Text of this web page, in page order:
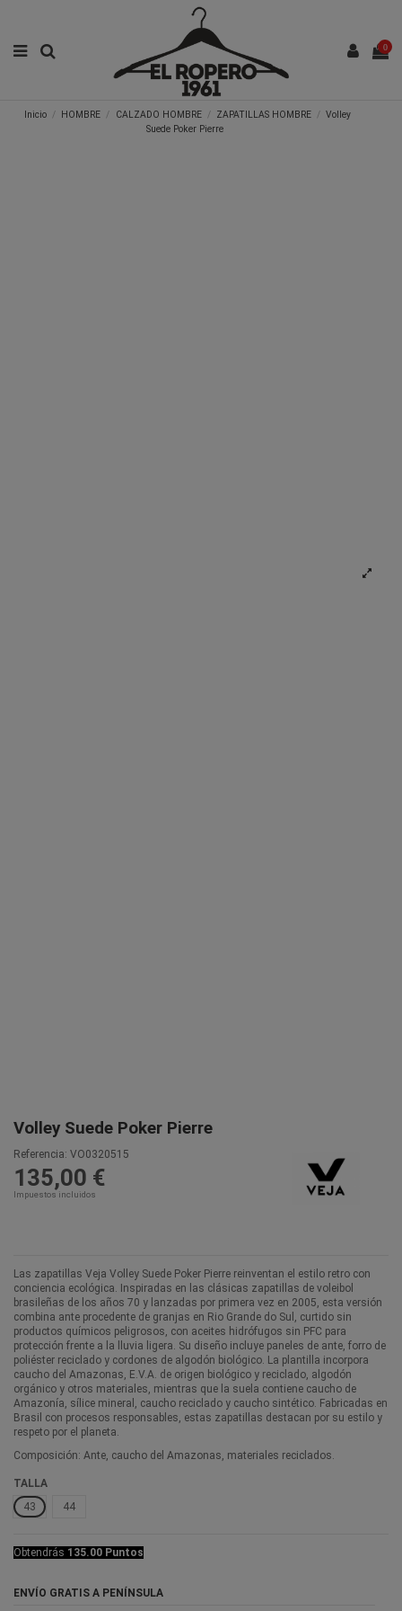
0
Inicio HOMBRE CALZADO HOMBRE ZAPATILLAS HOMBRE
Volley
Suede Poker Pierre
Volley Suede Poker Pierre
Referencia: VO0320515
135,00 €
Impuestos incluidos
Las zapatillas Veja Volley Suede Poker Pierre reinventan el estilo retro con
conciencia ecológica. Inspiradas en las clásicas zapatillas de voleibol
brasileñas de los años 70 y lanzadas por primera vez en 2005, esta versión
combina ante procedente de granjas en Rio Grande do Sul, curtido sin
productos químicos peligrosos, con aceites hidrófugos sin PFC para
protección frente a la lluvia ligera. Su diseño incluye paneles de ante, forro de
poliéster reciclado y cordones de algodón biológico. La plantilla incorpora
caucho del Amazonas, E.V.A. de origen biológico y reciclado, algodón
orgánico y otros materiales, mientras que la suela contiene caucho de
Amazonía, sílice mineral, caucho reciclado y caucho sintético. Fabricadas en
Brasil con procesos responsables, estas zapatillas destacan por su estilo y
respeto por el planeta.
Composición: Ante, caucho del Amazonas, materiales reciclados.
TALLA
43
44
Obtendrás 135.00 Puntos
ENVÍO GRATIS A PENÍNSULA